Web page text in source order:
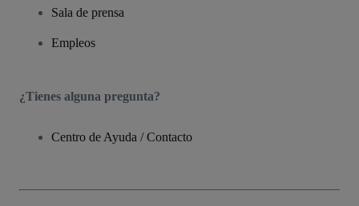
Sala de prensa
Empleos
¿Tienes alguna pregunta?
Centro de Ayuda / Contacto